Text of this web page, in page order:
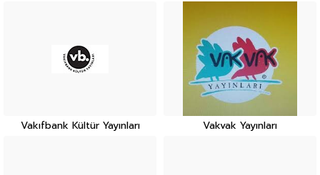
Vakıfbank Kültür Yayınları Vakvak Yayınları